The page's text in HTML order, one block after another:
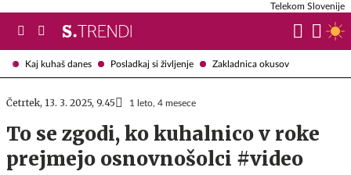
Kaj kuhaš danes Posladkaj si življenje Zakladnica okusov
Telekom Slovenije
Četrtek, 13. 3. 2025, 9.45 1 leto, 4 mesece
To se zgodi, ko kuhalnico v roke
prejmejo osnovnošolci #video